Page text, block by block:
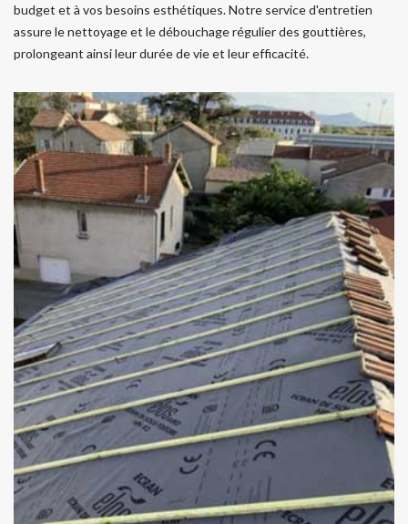
budget et à vos besoins esthétiques. Notre service d'entretien
assure le nettoyage et le débouchage régulier des gouttières,
prolongeant ainsi leur durée de vie et leur efficacité.